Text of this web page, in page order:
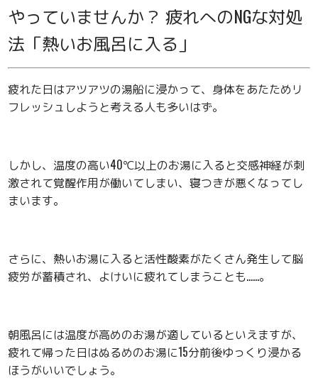
やっていませんか？ 疲れへのNGな対処
法「熱いお風呂に入る」
疲れた日はアツアツの湯船に浸かって、身体をあたためリ
フレッシュしようと考える人も多いはず。
しかし、温度の高い40℃以上のお湯に入ると交感神経が刺
激されて覚醒作用が働いてしまい、寝つきが悪くなってし
まいます。
さらに、熱いお湯に入ると活性酸素がたくさん発生して脳
疲労が蓄積され、よけいに疲れてしまうことも……。
朝風呂には温度が高めのお湯が適しているといえますが、
疲れて帰った日はぬるめのお湯に15分前後ゆっくり浸かる
ほうがいいでしょう。